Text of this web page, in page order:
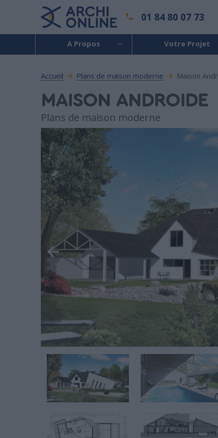
01 84 80 07 73
A Propos Votre Projet
Accueil Plans de maison moderne Maison
MAISON ANDROIDE
Plans de maison moderne